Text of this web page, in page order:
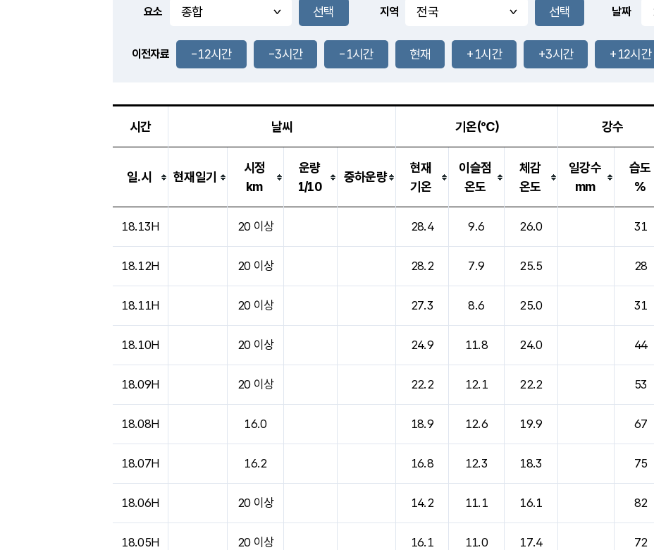
풍도
0.5m/s -mm
-mm
26.3
℃
-
28.0℃
0.2m/s
-mm
-mm
요소 지역 날짜
이전자료 -12시간 -3시간 -1시간 현재 +1시간 +3시간 +12시간
시간 날씨 기온(℃) 강수
일.시 현재일기
시정
km
운량
1/10
중하운량
현재
기온
이슬점
온도
체감
온도
일강수
mm
습도
%
18.13H 20 이상 28.4 9.6 26.0 31
18.12H 20 이상 28.2 7.9 25.5 28
18.11H 20 이상 27.3 8.6 25.0 31
18.10H 20 이상 24.9 11.8 24.0 44
18.09H 20 이상 22.2 12.1 22.2 53
18.08H 16.0 18.9 12.6 19.9 67
18.07H 16.2 16.8 12.3 18.3 75
18.06H 20 이상 14.2 11.1 16.1 82
18.05H 20 이상 16.1 11.0 17.4 72